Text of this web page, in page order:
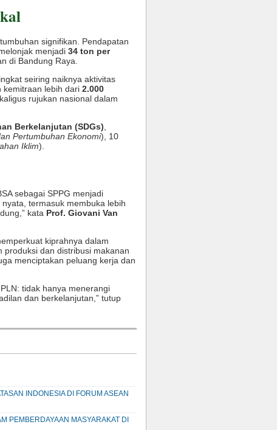
signifikan. Pendapatan
menjadi 34 ton per
di Bandung Raya.
seiring naiknya aktivitas
kemitraan lebih dari 2.000
rujukan nasional dalam
Berkelanjutan (SDGs)
Pertumbuhan Ekonomi), 10
Iklim).
sebagai SPPG menjadi
termasuk membuka lebih
kata Prof. Giovani Van
kiprahnya dalam
produksi dan distribusi makanan
menciptakan peluang kerja dan
tidak hanya menerangi
dan berkelanjutan,” tutup
INDONESIA DI FORUM ASEAN
PEMBERDAYAAN MASYARAKAT DI